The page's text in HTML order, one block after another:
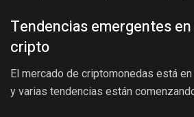
Tendencias emergentes
cripto
El mercado de criptomonedas está
y varias tendencias están